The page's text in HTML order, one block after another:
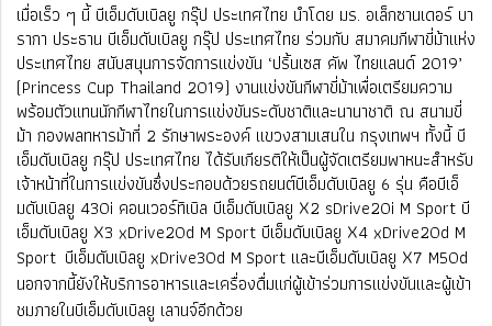
เมื่อเร็ว ๆ นี้ บีเอ็มดับเบิลยู กรุ๊ป ประเทศไทย นำโดย มร. อเล็กซานเดอร์ บา
รากา ประธาน บีเอ็มดับเบิลยู กรุ๊ป ประเทศไทย ร่วมกับ สมาคมกีฬาขี่ม้าแห่ง
ประเทศไทย สนับสนุนการจัดการแข่งขัน ‘ปริ้นเซส คัพ ไทยแลนด์ 2019’
(Princess Cup Thailand 2019) งานแข่งขันกีฬาขี่ม้าเพื่อเตรียมความ
พร้อมตัวแทนนักกีฬาไทยในการแข่งขันระดับชาติและนานาชาติ ณ สนามขี่
ม้า กองพลทหารม้าที่ 2 รักษาพระองค์ แขวงสามเสนใน กรุงเทพฯ ทั้งนี้ บี
เอ็มดับเบิลยู กรุ๊ป ประเทศไทย ได้รับเกียรติให้เป็นผู้จัดเตรียมพาหนะสำหรับ
เจ้าหน้าที่ในการแข่งขันซึ่งประกอบด้วยรถยนต์บีเอ็มดับเบิลยู 6 รุ่น คือบีเอ็
มดับเบิลยู 430i คอนเวอร์ทิเบิล บีเอ็มดับเบิลยู X2 sDrive20i M Sport บี
เอ็มดับเบิลยู X3 xDrive20d M Sport บีเอ็มดับเบิลยู X4 xDrive20d M
Sport บีเอ็มดับเบิลยู xDrive30d M Sport และบีเอ็มดับเบิลยู X7 M50d
นอกจากนี้ยังให้บริการอาหารและเครื่องดื่มแก่ผู้เข้าร่วมการแข่งขันและผู้เข้า
ชมภายในบีเอ็มดับเบิลยู เลานจ์อีกด้วย